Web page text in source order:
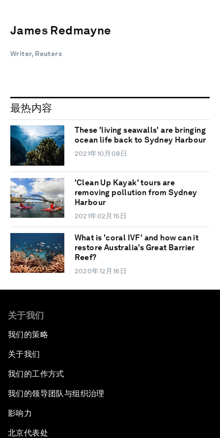
James Redmayne
Writer, Reuters
最热内容
These 'living seawalls' are bringing
ocean life back to Sydney Harbour
2021年10月08日
'Clean Up Kayak' tours are
removing pollution from Sydney
Harbour
2021年02月15日
What is 'coral IVF' and how can it
restore Australia's Great Barrier
Reef?
2020年12月16日
关于我们
我们的策略
关于我们
我们的工作方式
我们的领导团队与组织治理
影响力
北京代表处